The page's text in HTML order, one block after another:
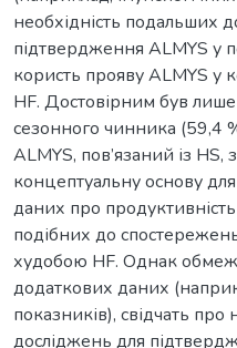
необхідність подальших
підтвердження ALMYS у
користь прояву ALMYS у
HF. Достовірним був
сезонного чинника (59,4
ALMYS, пов’язаний із HS,
концептуальну основу
даних про
подібних до
худобою HF. Однак
додаткових даних
показників), свідчать
досліджень для